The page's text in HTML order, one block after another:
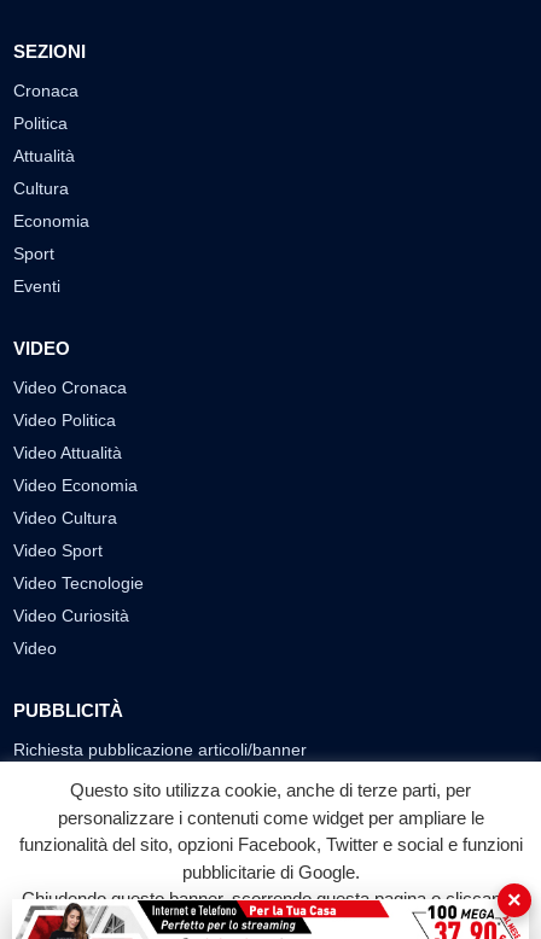
SEZIONI
Cronaca
Politica
Attualità
Cultura
Economia
Sport
Eventi
VIDEO
Video Cronaca
Video Politica
Video Attualità
Video Economia
Video Cultura
Video Sport
Video Tecnologie
Video Curiosità
Video
PUBBLICITÀ
Richiesta pubblicazione articoli/banner
SEGUICI SUI SOCIAL
f
Facebook
◎ ▶
YouTube
Questo sito utilizza cookie, anche di terze parti, per
personalizzare i contenuti come widget per ampliare le
funzionalità del sito, opzioni Facebook, Twitter e social e funzioni
pubblicitarie di Google.
Chiudendo questo banner, scorrendo questa pagina o cliccando
su qualunque suo elemento acconsenti all'uso dei cookie.
×